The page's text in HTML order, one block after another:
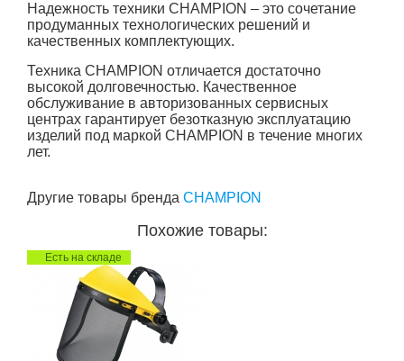
Надежность техники CHAMPION – это сочетание
продуманных технологических решений и
качественных комплектующих.
Техника CHAMPION отличается достаточно
высокой долговечностью. Качественное
обслуживание в авторизованных сервисных
центрах гарантирует безотказную эксплуатацию
изделий под маркой CHAMPION в течение многих
лет.
Другие товары бренда CHAMPION
Похожие товары:
Есть на складе